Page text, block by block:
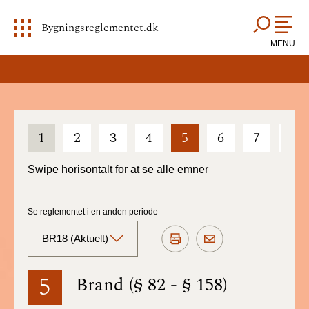
Bygningsreglementet.dk
MENU
1 2 3 4 5 6 7
Swipe horisontalt for at se alle emner
5 Brand (§ 82 - § 158)
Se reglementet i en anden periode
BR18 (Aktuelt)
BR18 (Aktuelt)